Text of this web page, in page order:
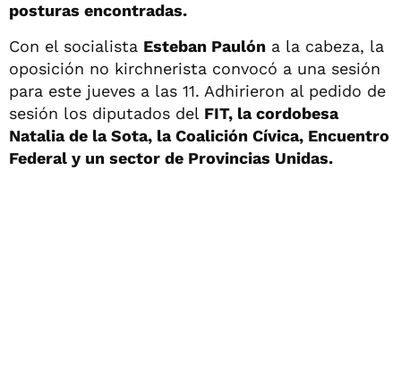
posturas encontradas.
Con el socialista Esteban Paulón a la cabeza, la
oposición no kirchnerista convocó a una sesión
para este jueves a las 11. Adhirieron al pedido de
sesión los diputados del FIT, la cordobesa
Natalia de la Sota, la Coalición Cívica, Encuentro
Federal y un sector de Provincias Unidas.